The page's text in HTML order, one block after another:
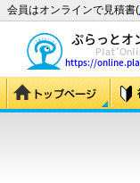
会員はオンラインで見積書(